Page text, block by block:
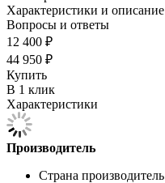
Характеристики и описание
Вопросы и ответы
12 400 ₽
44 950 ₽
Купить
В 1 клик
Характеристики
Производитель
Страна производитель